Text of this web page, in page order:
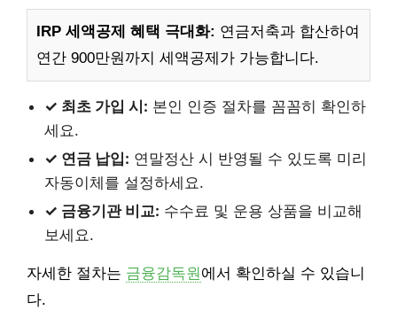
IRP 세액공제 혜택 극대화: 연금저축과 합산하여
연간 900만원까지 세액공제가 가능합니다.
✓ 최초 가입 시: 본인 인증 절차를 꼼꼼히 확인하
세요.
✓ 연금 납입: 연말정산 시 반영될 수 있도록 미리
자동이체를 설정하세요.
✓ 금융기관 비교: 수수료 및 운용 상품을 비교해
보세요.
자세한 절차는 금융감독원 에서 확인하실 수 있습니
다.